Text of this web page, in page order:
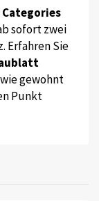
sofort zwei
Erfahren Sie
gewohnt
Punkt